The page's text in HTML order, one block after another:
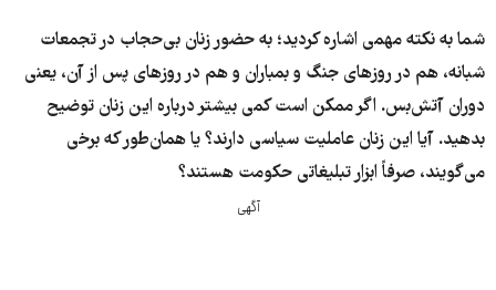
شما به نکته مهمی اشاره کردید؛ به حضور زنان بی‌حجاب در تجمعات
شبانه، هم در روزهای جنگ و بمباران و هم در روزهای پس از آن، یعنی
دوران آتش‌بس. اگر ممکن است کمی بیشتر درباره این زنان توضیح
بدهید. آیا این زنان عاملیت سیاسی دارند؟ یا همان‌طور که برخی
می‌گویند، صرفاً ابزار تبلیغاتی حکومت هستند؟
آگهی